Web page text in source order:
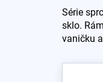
Série
sklo.
vaničku